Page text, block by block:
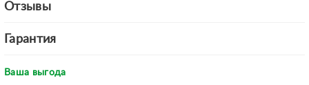
Отзывы
Гарантия
Ваша выгода